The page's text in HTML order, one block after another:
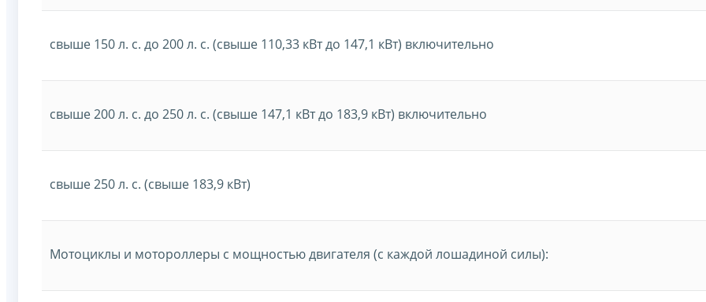
свыше 150 л. с. до 200 л. с. (свыше 110,33 кВт до 147,1 кВт) включительно
свыше 200 л. с. до 250 л. с. (свыше 147,1 кВт до 183,9 кВт) включительно
свыше 250 л. с. (свыше 183,9 кВт)
Мотоциклы и мотороллеры с мощностью двигателя (с каждой лошадиной силы):